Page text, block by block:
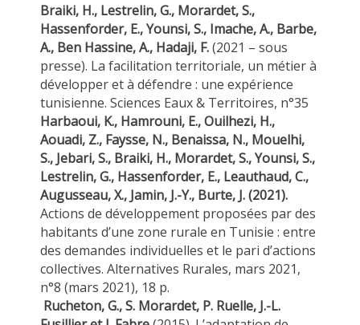
Braiki, H., Lestrelin, G., Morardet, S.,
Hassenforder, E., Younsi, S., Imache, A., Barbe,
A., Ben Hassine, A., Hadaji, F.(2021 – sous
presse). La facilitation territoriale, un métier à
développer et à défendre : une expérience
tunisienne. Sciences Eaux & Territoires, n°35
Harbaoui, K., Hamrouni, E., Ouilhezi, H.,
Aouadi, Z., Faysse, N., Benaissa, N., Mouelhi,
S., Jebari, S., Braiki, H., Morardet, S., Younsi, S.,
Lestrelin, G., Hassenforder, E., Leauthaud, C.,
Augusseau, X., Jamin, J.-Y., Burte, J. (2021).
Actions de développement proposées par des
habitants d’une zone rurale en Tunisie : entre
des demandes individuelles et le pari d’actions
collectives. Alternatives Rurales, mars 2021,
n°8 (mars 2021), 18 p.
Rucheton, G., S. Morardet, P. Ruelle, J.-L.